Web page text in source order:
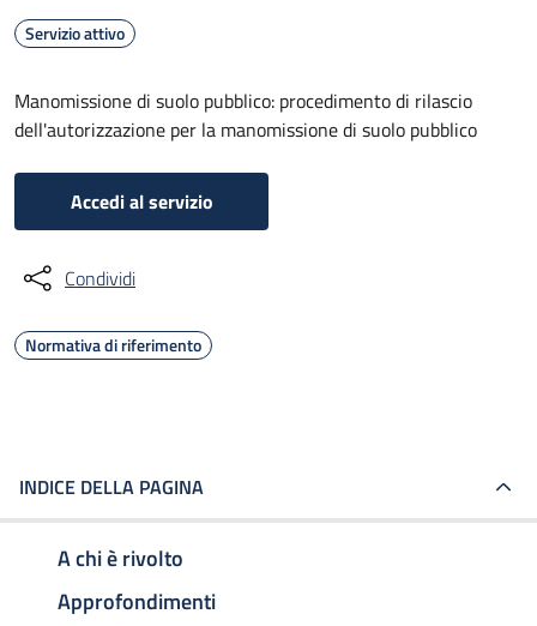
Servizio attivo
Manomissione di suolo pubblico: procedimento di rilascio
dell'autorizzazione per la manomissione di suolo pubblico
Accedi al servizio
Condividi
Normativa di riferimento
INDICE DELLA PAGINA
A chi è rivolto
Approfondimenti